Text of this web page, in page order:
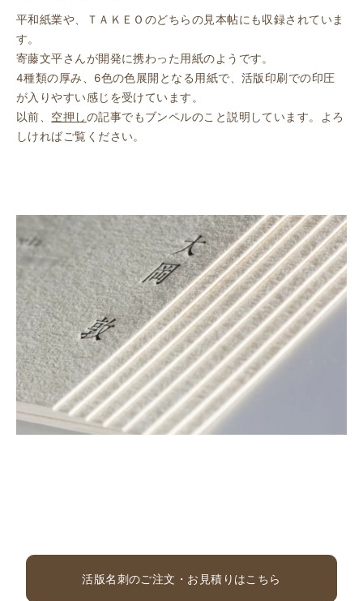
平和紙業や、ＴＡＫＥＯのどちらの見本帖にも収録されていま
す。
寄藤文平さんが開発に携わった用紙のようです。
4種類の厚み、6色の色展開となる用紙で、活版印刷での印圧
が入りやすい感じを受けています。
以前、 空押しの記事でもブンペルのこと説明しています。よろ
しければご覧ください。
活版名刺のご注文・お見積りはこちら